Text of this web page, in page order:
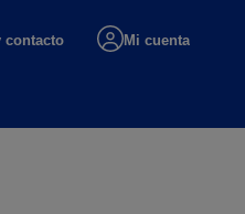
Mi cuenta
contacto